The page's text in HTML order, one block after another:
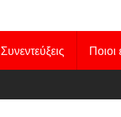
Συνεντεύξεις Ποιοι